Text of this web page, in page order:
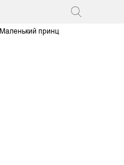
Маленький принц